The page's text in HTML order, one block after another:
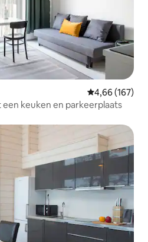
Gemiddelde
4,66 (167)
keuken en parkeerplaats